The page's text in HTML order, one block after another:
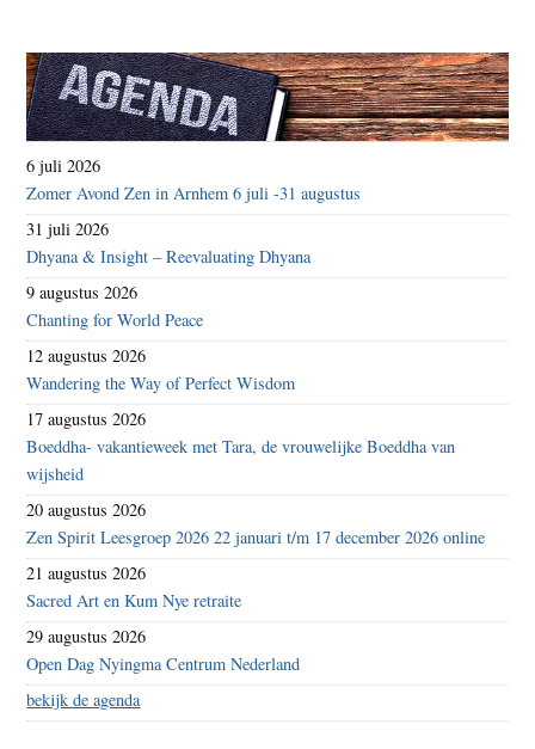
6 juli 2026
Zomer Avond Zen in Arnhem 6 juli -31 augustus
31 juli 2026
Dhyana & Insight – Reevaluating Dhyana
9 augustus 2026
Chanting for World Peace
12 augustus 2026
Wandering the Way of Perfect Wisdom
17 augustus 2026
Boeddha- vakantieweek met Tara, de vrouwelijke Boeddha van
wijsheid
20 augustus 2026
Zen Spirit Leesgroep 2026 22 januari t/m 17 december 2026 online
21 augustus 2026
Sacred Art en Kum Nye retraite
29 augustus 2026
Open Dag Nyingma Centrum Nederland
bekijk de agenda